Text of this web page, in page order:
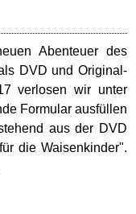
Abenteuer des
DVD und Original-
verlosen wir unter
Formular ausfüllen
aus der DVD
die Waisenkinder".